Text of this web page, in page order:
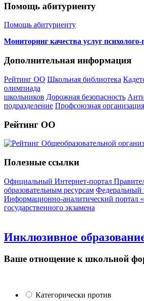
Помощь абитуриенту
Помощь абитуриенту
Мониторинг качества услуг
Дополнительная информация
Рейтинг ОО Школьная библиотека
олимпиада
школьников Дорожная безопасность
подразделение Профсоюзная
Рейтинг ОО
Полезные ссылки
Официальный Интернет-портал
образовательным ресурсам Федеральный
Информационно-аналитический портал
государственного экзамена
Инклюзивное
Ваше отнощение к школьной
Категорически против